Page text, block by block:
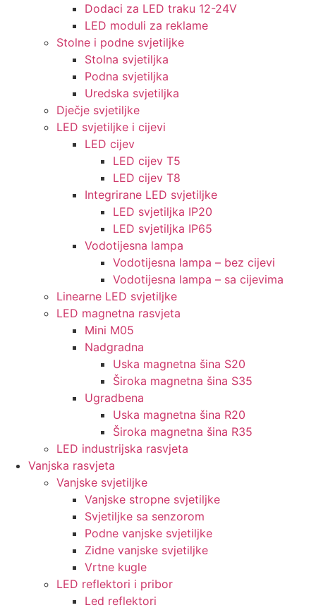
Dodaci za LED traku 12-24V
LED moduli za reklame
Stolne i podne svjetiljke
Stolna svjetiljka
Podna svjetiljka
Uredska svjetiljka
Dječje svjetiljke
LED svjetiljke i cijevi
LED cijev
LED cijev T5
LED cijev T8
Integrirane LED svjetiljke
LED svjetiljka IP20
LED svjetiljka IP65
Vodotijesna lampa
Vodotijesna lampa – bez cijevi
Vodotijesna lampa – sa cijevima
Linearne LED svjetiljke
LED magnetna rasvjeta
Mini M05
Nadgradna
Uska magnetna šina S20
Široka magnetna šina S35
Ugradbena
Uska magnetna šina R20
Široka magnetna šina R35
LED industrijska rasvjeta
Vanjska rasvjeta
Vanjske svjetiljke
Vanjske stropne svjetiljke
Svjetiljke sa senzorom
Podne vanjske svjetiljke
Zidne vanjske svjetiljke
Vrtne kugle
LED reflektori i pribor
Led reflektori